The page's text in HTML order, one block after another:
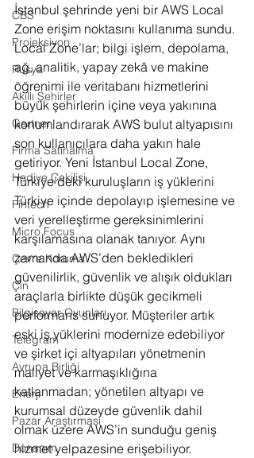
CBS
Projeksiyon
Rusya
Akıllı Şehirler
Gartner
Firma Satınalma
Hediye Çekilişi
Fintech
Micro Focus
Çevre Koruma
Çin
Bilgisayar Oyunları
Telegram
Avrupa Birliği
Enerji
Pazar Araştırması
Donanım
İstanbul şehrinde yeni bir AWS Local
Zone erişim noktasını kullanıma sundu.
Local Zone’lar; bilgi işlem, depolama,
ağ, analitik, yapay zekâ ve makine
öğrenimi ile veritabanı hizmetlerini
büyük şehirlerin içine veya yakınına
konumlandırarak AWS bulut altyapısını
son kullanıcılara daha yakın hale
getiriyor. Yeni İstanbul Local Zone,
Türkiye’deki kuruluşların iş yüklerini
Türkiye içinde depolayıp işlemesine ve
veri yerelleştirme gereksinimlerini
karşılamasına olanak tanıyor. Aynı
zamanda AWS’den bekledikleri
güvenilirlik, güvenlik ve alışık oldukları
araçlarla birlikte düşük gecikmeli
performans sunuyor. Müşteriler artık
eski iş yüklerini modernize edebiliyor
ve şirket içi altyapıları yönetmenin
maliyet ve karmaşıklığına
katlanmadan; yönetilen altyapı ve
kurumsal düzeyde güvenlik dahil
olmak üzere AWS’in sunduğu geniş
hizmet yelpazesine erişebiliyor.